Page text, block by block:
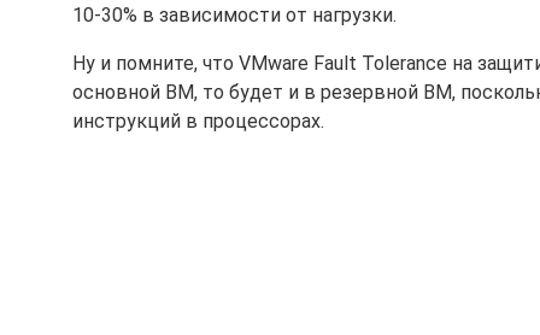
10-30% в зависимости от нагрузки.
Ну и помните, что VMware Fault Tolerance на
основной ВМ, то будет и в резервной ВМ,
инструкций в процессорах.